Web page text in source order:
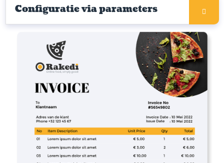
Configuratie via parameters